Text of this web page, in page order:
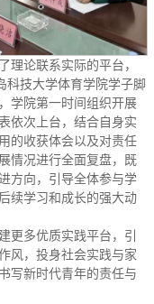
理论联系实际的平台，
科技大学体育学院学子脚
学院第一时间组织开展
依次上台，结合自身实
的收获体会以及对责任
情况进行全面复盘，既
方向，引导全体参与学
续学习和成长的强大动
更多优质实践平台，引
风，投身社会实践与家
写新时代青年的责任与